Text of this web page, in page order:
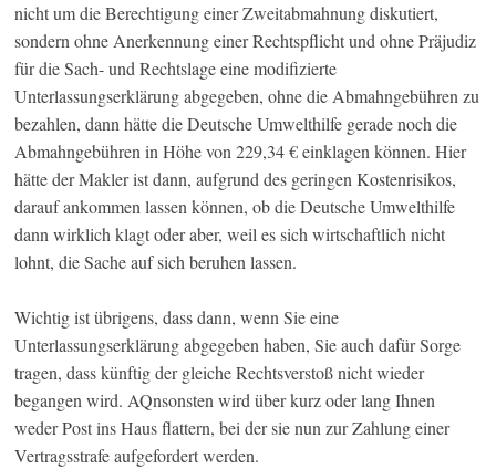
nicht um die Berechtigung einer Zweitabmahnung diskutiert,
sondern ohne Anerkennung einer Rechtspflicht und ohne Präjudiz
für die Sach- und Rechtslage eine modifizierte
Unterlassungserklärung abgegeben, ohne die Abmahngebühren zu
bezahlen, dann hätte die Deutsche Umwelthilfe gerade noch die
Abmahngebühren in Höhe von 229,34 € einklagen können. Hier
hätte der Makler ist dann, aufgrund des geringen Kostenrisikos,
darauf ankommen lassen können, ob die Deutsche Umwelthilfe
dann wirklich klagt oder aber, weil es sich wirtschaftlich nicht
lohnt, die Sache auf sich beruhen lassen.
Wichtig ist übrigens, dass dann, wenn Sie eine
Unterlassungserklärung abgegeben haben, Sie auch dafür Sorge
tragen, dass künftig der gleiche Rechtsverstoß nicht wieder
begangen wird. AQnsonsten wird über kurz oder lang Ihnen
weder Post ins Haus flattern, bei der sie nun zur Zahlung einer
Vertragsstrafe aufgefordert werden.